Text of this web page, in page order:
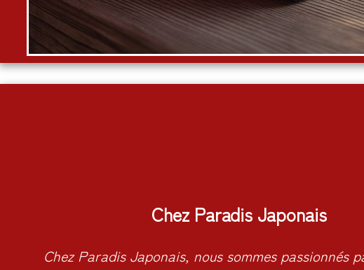
Chez Paradis Japonais
Chez Paradis Japonais, nous sommes passionnés